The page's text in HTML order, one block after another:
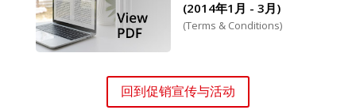
(2014年1月 - 3月)
(Terms & Conditions)
回到促销宣传与活动